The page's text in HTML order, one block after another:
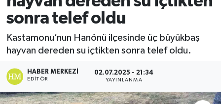
sonra telef oldu
Kastamonu’nun Hanönü ilçesinde üç büyükbaş
hayvan dereden su içtikten sonra telef oldu.
HABER MERKEZI
EDITÖR
02.07.2025 - 21:34
YAYINLANMA
Ekonomi
Sağlık
Tokat Haber